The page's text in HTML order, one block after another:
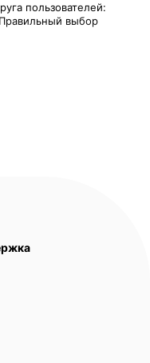
пользователей:
выбор